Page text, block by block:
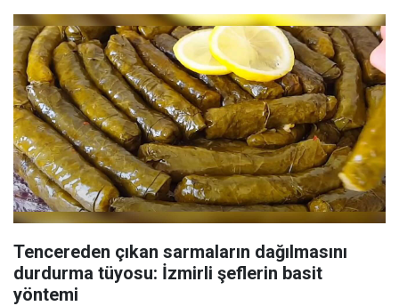
Tencereden çıkan sarmaların dağılmasını
durdurma tüyosu: İzmirli şeflerin basit
yöntemi